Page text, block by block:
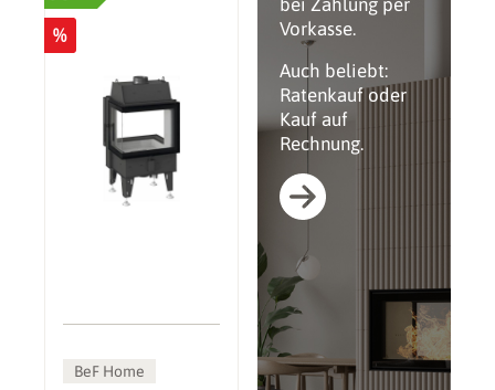
bei Zahlung per
Vorkasse.
Auch beliebt:
Ratenkauf oder
Kauf auf
Rechnung.
%
BeF Home